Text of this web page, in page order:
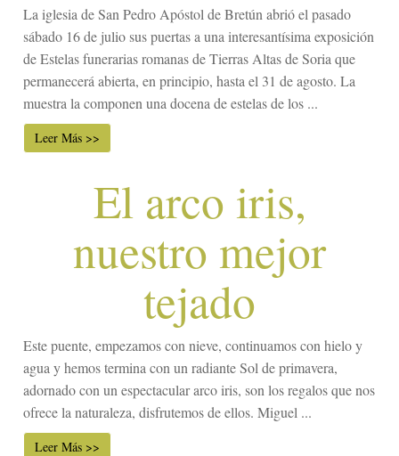
La iglesia de San Pedro Apóstol de Bretún abrió el pasado
sábado 16 de julio sus puertas a una interesantísima exposición
de Estelas funerarias romanas de Tierras Altas de Soria que
permanecerá abierta, en principio, hasta el 31 de agosto. La
muestra la componen una docena de estelas de los ...
Leer Más >>
El arco iris,
nuestro mejor
tejado
Este puente, empezamos con nieve, continuamos con hielo y
agua y hemos termina con un radiante Sol de primavera,
adornado con un espectacular arco iris, son los regalos que nos
ofrece la naturaleza, disfrutemos de ellos. Miguel ...
Leer Más >>